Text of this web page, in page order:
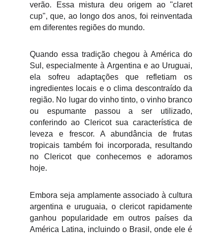
verão. Essa mistura deu origem ao "claret
cup", que, ao longo dos anos, foi reinventada
em diferentes regiões do mundo.
Quando essa tradição chegou à América do
Sul, especialmente à Argentina e ao Uruguai,
ela sofreu adaptações que refletiam os
ingredientes locais e o clima descontraído da
região. No lugar do vinho tinto, o vinho branco
ou espumante passou a ser utilizado,
conferindo ao Clericot sua característica de
leveza e frescor. A abundância de frutas
tropicais também foi incorporada, resultando
no Clericot que conhecemos e adoramos
hoje.
Embora seja amplamente associado à cultura
argentina e uruguaia, o clericot rapidamente
ganhou popularidade em outros países da
América Latina, incluindo o Brasil, onde ele é